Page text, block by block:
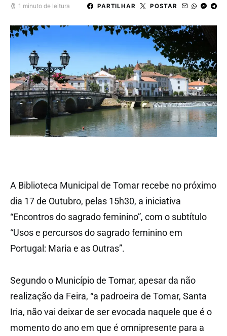
1 minuto de leitura PARTILHAR POSTAR
A Biblioteca Municipal de Tomar recebe no próximo
dia 17 de Outubro, pelas 15h30, a iniciativa
“Encontros do sagrado feminino”, com o subtítulo
“Usos e percursos do sagrado feminino em
Portugal: Maria e as Outras”.
Segundo o Município de Tomar, apesar da não
realização da Feira, “a padroeira de Tomar, Santa
Iria, não vai deixar de ser evocada naquele que é o
momento do ano em que é omnipresente para a